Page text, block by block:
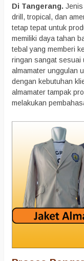
Di Tangerang.
drill, tropical, dan
tetap tepat untuk
memiliki daya tahan
tebal yang memberi
ringan sangat sesuai
almamater unggulan
dengan kebutuhan
almamater tampak
melakukan